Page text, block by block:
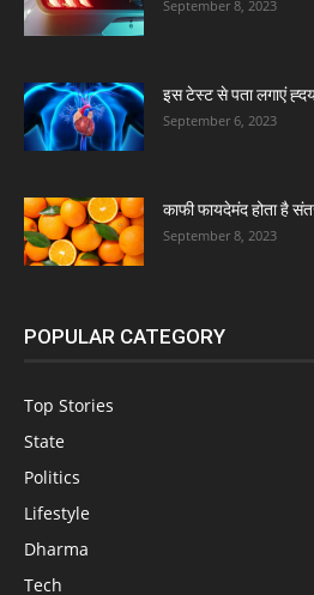
September 8, 2023
इस टेस्ट से पता लगाएं ह्दय
September 6, 2023
काफी फायदेमंद होता है
September 8, 2023
POPULAR CATEGORY
Top Stories
State
Politics
Lifestyle
Dharma
Tech